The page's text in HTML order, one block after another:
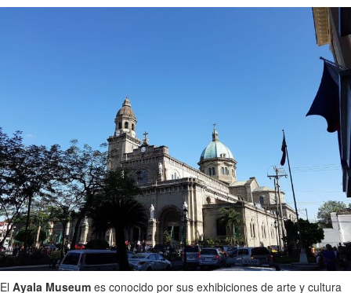
El Ayala Museum es conocido por sus exhibiciones de arte y cultura